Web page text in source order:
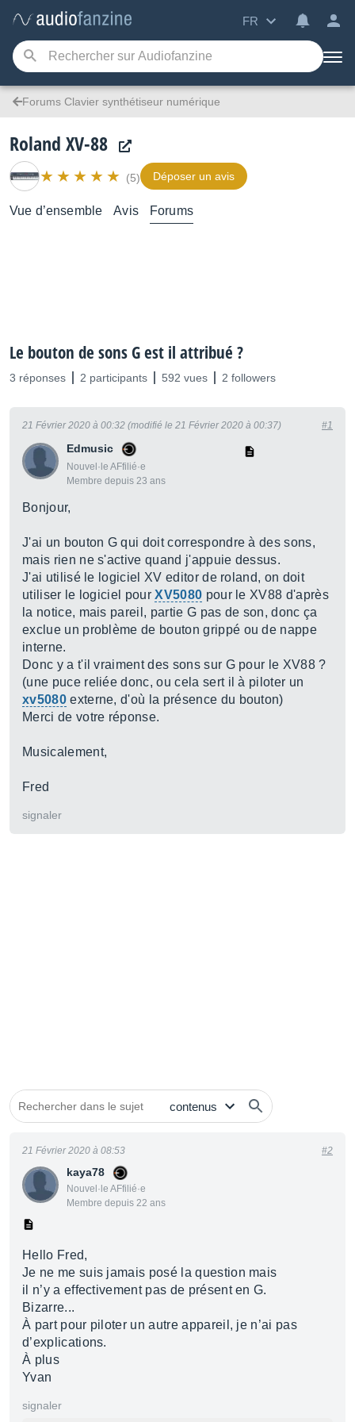
FR
Forums Clavier synthétiseur numérique
Roland XV-88
(5) Déposer un avis
Vue d’ensemble Avis Forums
Le bouton de sons G est il attribué ?
3 réponses 2 participants 592 vues 2 followers
Edmusic
Nouvel·le AFfilié·e
Membre depuis 23 ans
21 Février 2020 à 00:32 (modifié le 21 Février 2020 à 00:37) #1
Bonjour,
J'ai un bouton G qui doit correspondre à des sons,
mais rien ne s'active quand j'appuie dessus.
J'ai utilisé le logiciel XV editor de roland, on doit
utiliser le logiciel pourXV5080 pour le XV88 d'après
la notice, mais pareil, partie G pas de son, donc ça
exclue un problème de bouton grippé ou de nappe
interne.
Donc y a t'il vraiment des sons sur G pour le XV88 ?
(une puce reliée donc, ou cela sert il à piloter un
xv5080externe, d'où la présence du bouton)
Merci de votre réponse.
Musicalement,
Fred
signaler
kaya78
Nouvel·le AFfilié·e
Membre depuis 22 ans
21 Février 2020 à 08:53 #2
Hello Fred,
Je ne me suis jamais posé la question mais
il n’y a effectivement pas de présent en G.
Bizarre...
À part pour piloter un autre appareil, je n’ai pas
d’explications.
À plus
Yvan
signaler